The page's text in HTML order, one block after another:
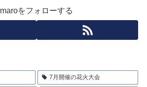
maroをフォローする
7月開催の花火大会